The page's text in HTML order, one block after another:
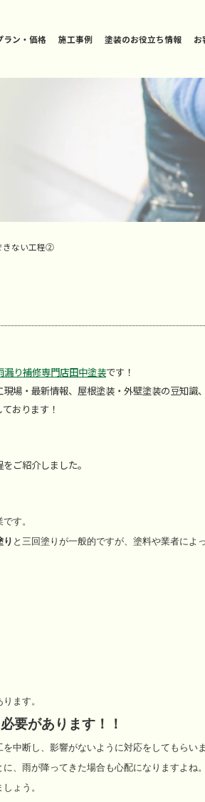
ラン・価格 施工事例 塗装のお役立ち情報 お
きない工程②
り補修専門店田中塗装です！
場・最新情報、屋根塗装・外壁塗装の豆知識
おります！
ご紹介しました。
す。
り と三回塗りが一般的ですが、塗料や業者によ
ます。
要があります！！
中断し、影響がないように対応をしてもらい
、雨が降ってきた場合も心配になりますよね
ょう。